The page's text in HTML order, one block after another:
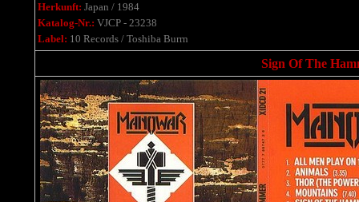
Herkunft: Japan / 1984
Katalog-Nr.: VJCP - 23238
Label: 10 Records / Toshiba Burrn
Sign Of The